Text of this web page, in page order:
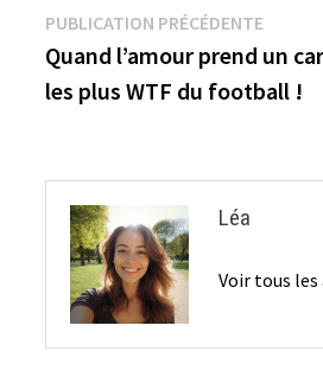
Navigation
de
l’article
PUBLICATION PRÉCÉDENTE
Quand l’amour prend un
les plus WTF du football !
Léa
Voir tous